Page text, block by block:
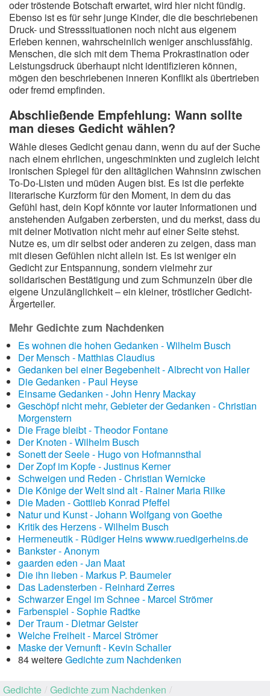
oder tröstende Botschaft erwartet, wird hier nicht fündig.
Ebenso ist es für sehr junge Kinder, die die beschriebenen
Druck- und Stresssituationen noch nicht aus eigenem
Erleben kennen, wahrscheinlich weniger anschlussfähig.
Menschen, die sich mit dem Thema Prokrastination oder
Leistungsdruck überhaupt nicht identifizieren können,
mögen den beschriebenen inneren Konflikt als übertrieben
oder fremd empfinden.
Abschließende Empfehlung: Wann sollte
man dieses Gedicht wählen?
Wähle dieses Gedicht genau dann, wenn du auf der Suche
nach einem ehrlichen, ungeschminkten und zugleich leicht
ironischen Spiegel für den alltäglichen Wahnsinn zwischen
To-Do-Listen und müden Augen bist. Es ist die perfekte
literarische Kurzform für den Moment, in dem du das
Gefühl hast, dein Kopf könnte vor lauter Informationen und
anstehenden Aufgaben zerbersten, und du merkst, dass du
mit deiner Motivation nicht mehr auf einer Seite stehst.
Nutze es, um dir selbst oder anderen zu zeigen, dass man
mit diesen Gefühlen nicht allein ist. Es ist weniger ein
Gedicht zur Entspannung, sondern vielmehr zur
solidarischen Bestätigung und zum Schmunzeln über die
eigene Unzulänglichkeit – ein kleiner, tröstlicher Gedicht-
Ärgerteiler.
Mehr Gedichte zum Nachdenken
Es wohnen die hohen Gedanken - Wilhelm Busch
Der Mensch - Matthias Claudius
Gedanken bei einer Begebenheit - Albrecht von Haller
Die Gedanken - Paul Heyse
Einsame Gedanken - John Henry Mackay
Geschöpf nicht mehr, Gebieter der Gedanken - Christian
Morgenstern
Die Frage bleibt - Theodor Fontane
Der Knoten - Wilhelm Busch
Sonett der Seele - Hugo von Hofmannsthal
Der Zopf im Kopfe - Justinus Kerner
Schweigen und Reden - Christian Wernicke
Die Könige der Welt sind alt - Rainer Maria Rilke
Die Maden - Gottlieb Konrad Pfeffel
Natur und Kunst - Johann Wolfgang von Goethe
Kritik des Herzens - Wilhelm Busch
Hermeneutik - Rüdiger Heins wwww.ruedigerheins.de
Bankster - Anonym
gaarden eden - Jan Maat
Die ihn lieben - Markus P. Baumeler
Das Ladensterben - Reinhard Zerres
Schwarzer Engel im Schnee - Marcel Strömer
Farbenspiel - Sophie Radtke
Der Traum - Dietmar Geister
Welche Freiheit - Marcel Strömer
Maske der Vernunft - Kevin Schaller
84 weitereGedichte zum Nachdenken
Gedichte / Gedichte zum Nachdenken /